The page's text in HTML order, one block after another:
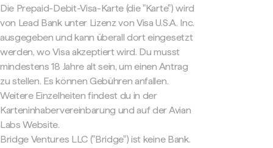
Die Prepaid-Debit-Visa-Karte (die "Karte") wird
von Lead Bank unter Lizenz von Visa U.S.A. Inc.
ausgegeben und kann überall dort eingesetzt
werden, wo Visa akzeptiert wird. Du musst
mindestens 18 Jahre alt sein, um einen Antrag
zu stellen. Es können Gebühren anfallen.
Weitere Einzelheiten findest du in der
Karteninhabervereinbarung und auf der Avian
Labs Website.
Bridge Ventures LLC ("Bridge") ist keine Bank.